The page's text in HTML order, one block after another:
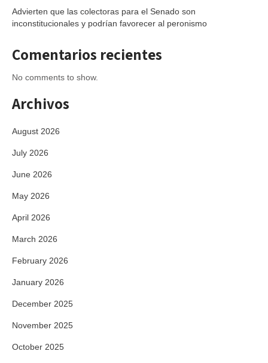
Advierten que las colectoras para el Senado son
inconstitucionales y podrían favorecer al peronismo
Comentarios recientes
No comments to show.
Archivos
August 2026
July 2026
June 2026
May 2026
April 2026
March 2026
February 2026
January 2026
December 2025
November 2025
October 2025